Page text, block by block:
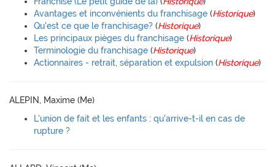
Avantages et inconvénients du franchisage (Historique)
Qu'est ce que le franchisage? (Historique)
Les principaux pièges du franchisage (Historique)
Terminologie du franchisage (Historique)
Actionnaires - retrait, séparation et expulsion (Historique)
ALEPIN, Maxime (Me)
L'union de fait et les enfants : qu'arrive-t-il en cas de
rupture ?